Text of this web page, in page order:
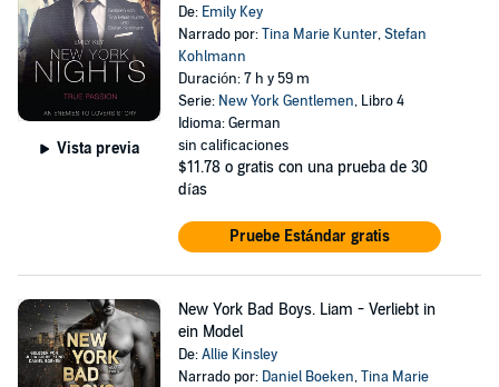
Vista previa
De: Emily Key
Narrado por:Tina Marie Kunter,Stefan
Kohlmann
Duración: 7 h y 59 m
Serie: New York Gentlemen, Libro 4
Idioma: German
sin calificaciones
$11.78 o gratis con una prueba de 30
días
Pruebe Estándar gratis
New York Bad Boys. Liam - Verliebt in
ein Model
De:Allie Kinsley
Narrado por: Daniel Boeken,Tina Marie